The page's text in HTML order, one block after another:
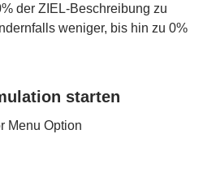
der ZIEL-Beschreibung zu
weniger, bis hin zu 0%
starten
Menu Option